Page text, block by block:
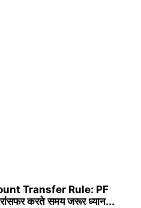
Transfer Rule: PF
करते समय जरूर ध्यान...